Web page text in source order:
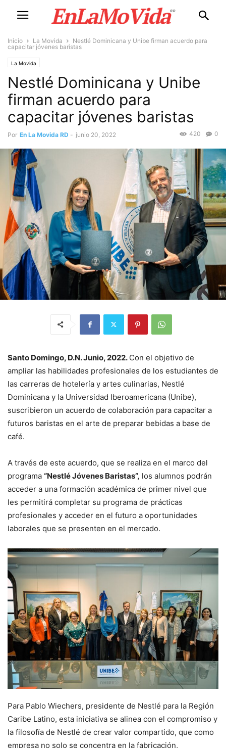
Inicio La Movida
Nestlé Dominicana y Unibe firman acuerdo para
capacitar jóvenes baristas
La Movida
Nestlé Dominicana y Unibe
firman acuerdo para
capacitar jóvenes baristas
Por En La Movida RD - junio 20, 2022 0
420
Santo Domingo, D.N. Junio, 2022. Con el objetivo de
ampliar las habilidades profesionales de los estudiantes de
las carreras de hotelería y artes culinarias, Nestlé
Dominicana y la Universidad Iberoamericana (Unibe),
suscribieron un acuerdo de colaboración para capacitar a
futuros baristas en el arte de preparar bebidas a base de
café.
A través de este acuerdo, que se realiza en el marco del
programa “Nestlé Jóvenes Baristas”, los alumnos podrán
acceder a una formación académica de primer nivel que
les permitirá completar su programa de prácticas
profesionales y acceder en el futuro a oportunidades
laborales que se presenten en el mercado.
Para Pablo Wiechers, presidente de Nestlé para la Región
Caribe Latino, esta iniciativa se alinea con el compromiso y
la filosofía de Nestlé de crear valor compartido, que como
empresa no solo se concentra en la fabricación,